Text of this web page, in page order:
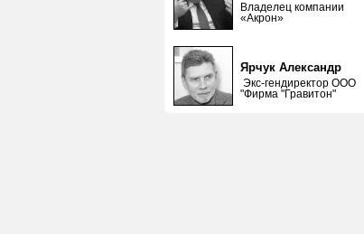
Владелец компании
«Акрон»
Ярчук Александр
Экс-гендиректор ООО
"Фирма "Гравитон"